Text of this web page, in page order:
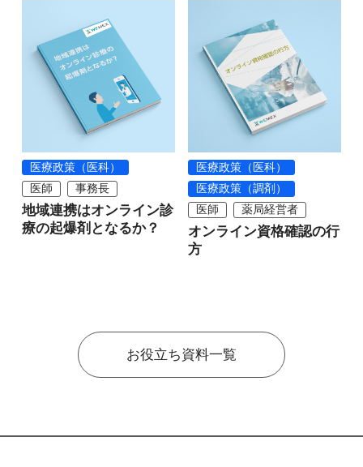
医療政策（医科）
医師
事務長
地域連携はオンライン診
療の起爆剤となるか？
医療政策（医科）
医療政策（調剤）
医師
薬局経営者
オンライン資格確認の行
方
お役立ち資料一覧